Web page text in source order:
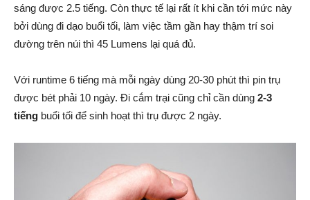
sáng được 2.5 tiếng. Còn thực tế lại rất ít khi cần tới mức này
bởi dùng đi dạo buổi tối, làm việc tầm gần hay thậm trí soi
đường trên núi thì 45 Lumens lại quá đủ.
Với runtime 6 tiếng mà mỗi ngày dùng 20-30 phút thì pin trụ
được bét phải 10 ngày. Đi cắm trại cũng chỉ cần dùng 2-3
tiếng buổi tối để sinh hoạt thì trụ được 2 ngày.